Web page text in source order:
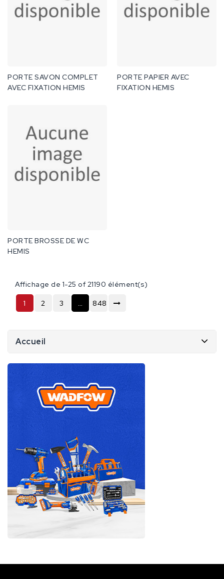
Accueil
PORTE SAVON COMPLET
AVEC FIXATION HEMIS
PORTE PAPIER AVEC
FIXATION HEMIS
PORTE BROSSE DE WC
HEMIS
Affichage de 1-25 of 21190 élément(s)
1 2 3 … 848